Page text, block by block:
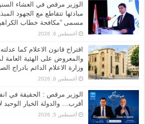
الوزير مرقص في العشاء
مبادئها تتقاطع مع الجهود
مسمى “مكافحة خطاب
أغسطس 6, 2026
اقتراح قانون الاعلام كما
والمعروض على الهئية العامة
وزارة الاعلام الدائم بادراج
أغسطس 6, 2026
الوزير مرقص : الحقيقة في
أقرب… والدولة الخيار الوحيد
أغسطس 5, 2026